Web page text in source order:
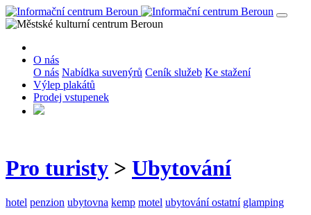
O nás
O nás Nabídka suvenýrů Ceník služeb Ke stažení
Výlep plakátů
Prodej vstupenek
Pro turisty > Ubytování
hotel penzion ubytovna kemp motel ubytování ostatní glamping